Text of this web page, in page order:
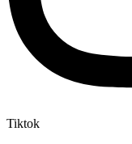
Tiktok